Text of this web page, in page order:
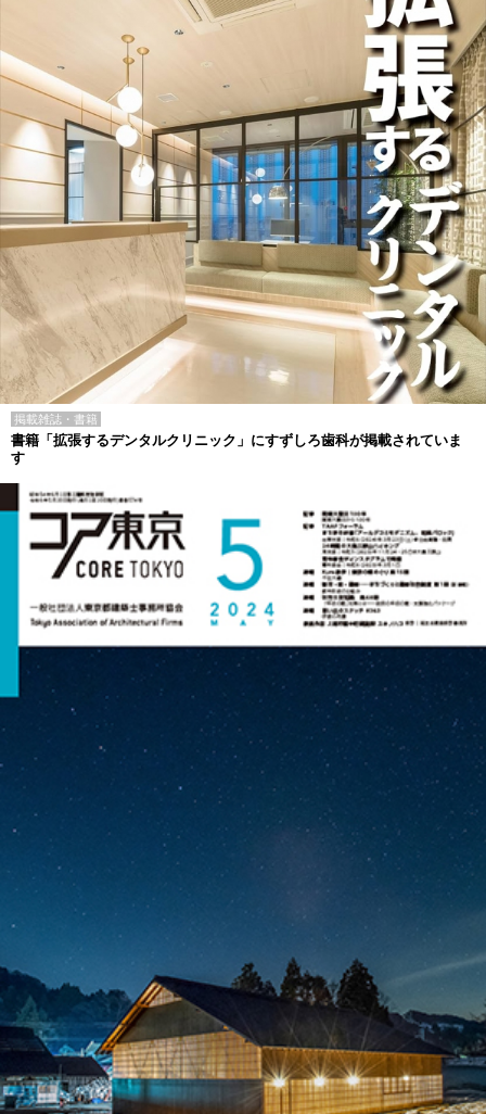
掲載雑誌・書籍
書籍「拡張するデンタルクリニック」にすずしろ歯科が掲載されていま
す